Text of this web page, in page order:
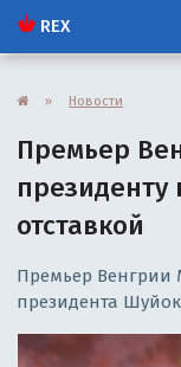
REX
» Новости
Премьер
президенту
отставкой
Премьер Венгрии
президента